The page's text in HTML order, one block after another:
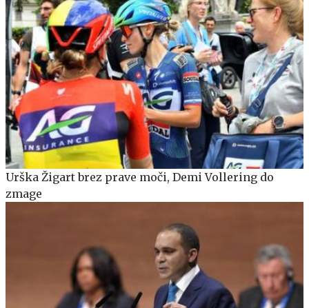
Urška Žigart brez prave moči, Demi Vollering do
zmage